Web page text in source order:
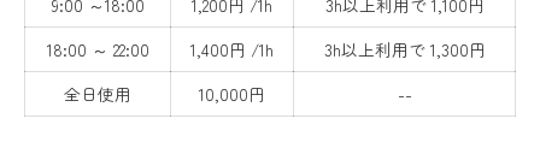
9:00 ～18:00
1,200円 /1h
3h以上利用で 1,100円
18:00 ～ 22:00
1,400円 /1h
3h以上利用で 1,300円
全日使用
10,000円 --